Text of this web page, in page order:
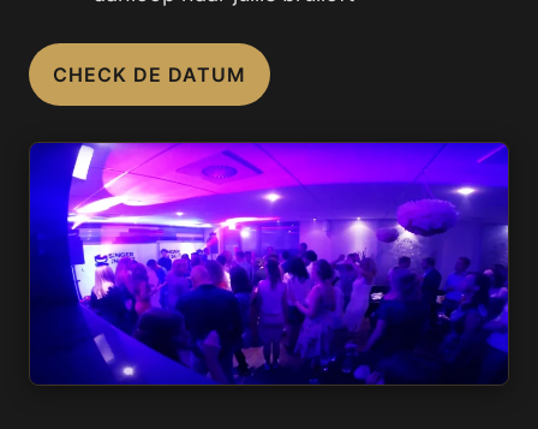
CHECK DE DATUM